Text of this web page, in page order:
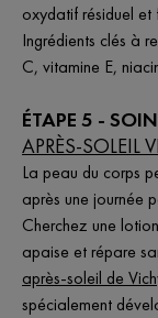
oxydatif résiduel
Ingrédients clés à
C, vitamine E,
ÉTAPE 5 -
APRÈS-SOLEIL
La peau du corps
après une journée
Cherchez une
apaise et répare
après-soleil de
spécialement